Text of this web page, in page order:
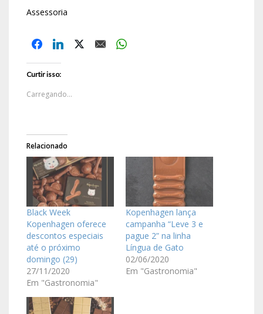
Assessoria
Curtir isso:
Carregando...
Relacionado
Black Week
Kopenhagen oferece
descontos especiais
até o próximo
domingo (29)
27/11/2020
Em "Gastronomia"
Kopenhagen lança
campanha “Leve 3 e
pague 2” na linha
Língua de Gato
02/06/2020
Em "Gastronomia"